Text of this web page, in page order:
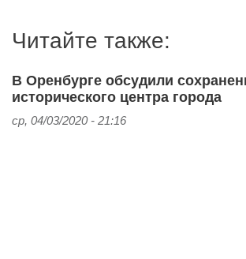
Читайте также:
В Оренбурге обсудили
исторического центра города
ср, 04/03/2020 - 21:16